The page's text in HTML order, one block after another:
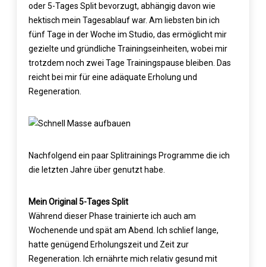
oder 5-Tages Split bevorzugt, abhängig davon wie
hektisch mein Tagesablauf war. Am liebsten bin ich
fünf Tage in der Woche im Studio, das ermöglicht mir
gezielte und gründliche Trainingseinheiten, wobei mir
trotzdem noch zwei Tage Trainingspause bleiben. Das
reicht bei mir für eine adäquate Erholung und
Regeneration.
Nachfolgend ein paar Splitrainings Programme die ich
die letzten Jahre über genutzt habe.
Mein Original 5-Tages Split
Während dieser Phase trainierte ich auch am
Wochenende und spät am Abend. Ich schlief lange,
hatte genügend Erholungszeit und Zeit zur
Regeneration. Ich ernährte mich relativ gesund mit